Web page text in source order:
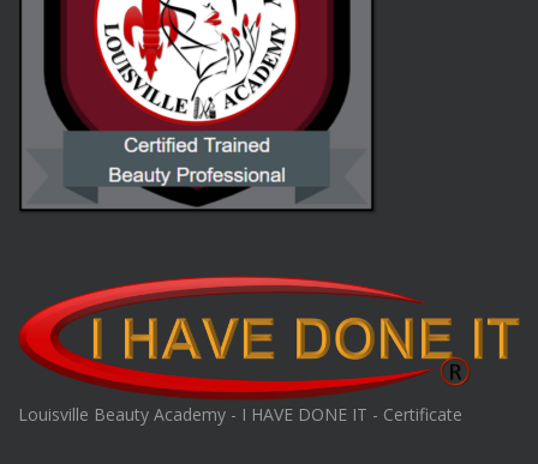
Louisville Beauty Academy - I HAVE DONE IT - Certificate